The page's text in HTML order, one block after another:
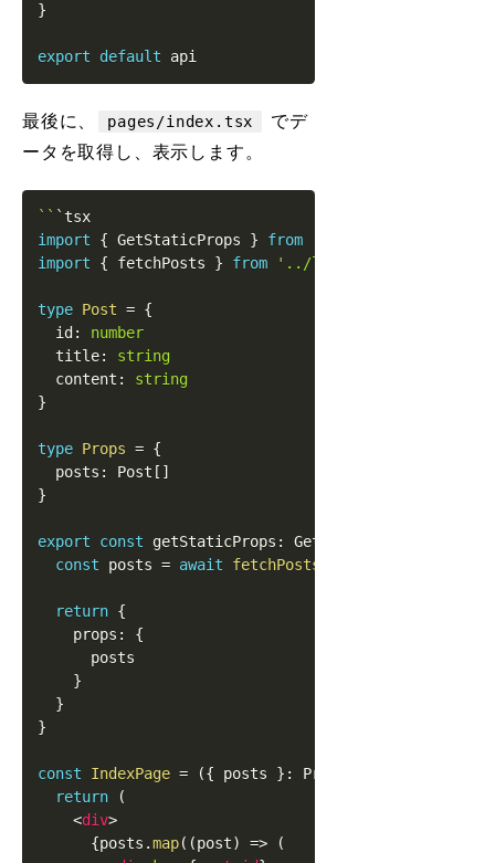
}
export default
最後に、 pages/index.tsx
でデ
ータを取得し、表示します。
` `
import
{ GetStaticProps } from
import
{ fetchPosts } from '../lib/StrapiClient'
type Post = {
  id
:
number
  title
:
string
  content
:
string
}
type Props = {
  posts
: Post [ ]
}
export const getStaticProps : GetStaticProps
const posts = await fetchPosts
return {
    props
:
{
      posts
}
}
}
const IndexPage = ({ posts } : Props
return
(
<div>
{posts .map( (post) =>
(